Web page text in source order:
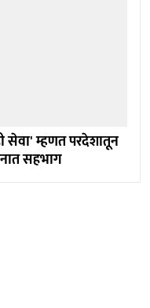
सेवा' म्हणत परदेशातून
सहभाग